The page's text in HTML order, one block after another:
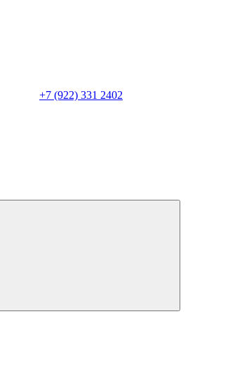
+7 (922) 331 2402